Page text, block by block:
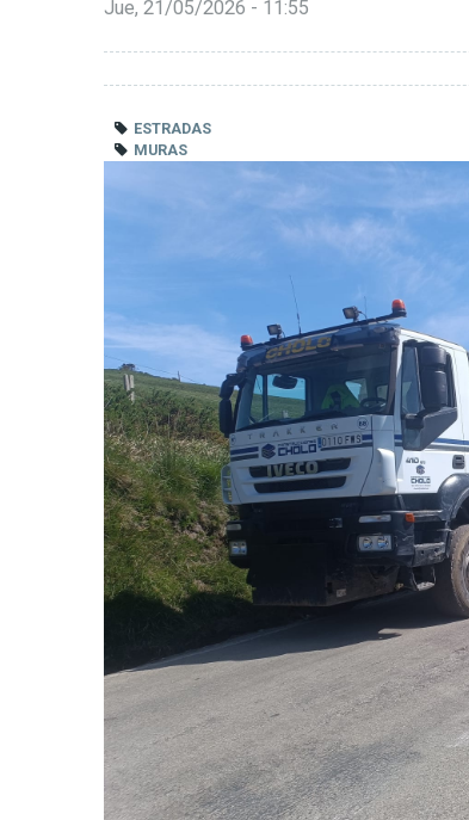
Jue, 21/05/2026 - 11:55
ESTRADAS
MURAS